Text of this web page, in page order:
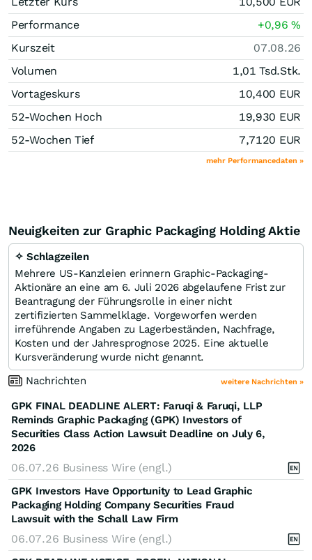
Performance
+0,96%
Kurszeit
07.08.26
Volumen
1,01 Tsd.Stk.
Vortageskurs
10,400 EUR
52-Wochen Hoch
19,930 EUR
52-Wochen Tief
7,7120 EUR
mehr Performancedaten »
Neuigkeiten zur Graphic Packaging Holding Aktie
✧ Schlagzeilen
Mehrere US-Kanzleien erinnern Graphic-Packaging-
Aktionäre an eine am 6. Juli 2026 abgelaufene Frist zur
Beantragung der Führungsrolle in einer nicht
zertifizierten Sammelklage. Vorgeworfen werden
irreführende Angaben zu Lagerbeständen, Nachfrage,
Kosten und der Jahresprognose 2025. Eine aktuelle
Kursveränderung wurde nicht genannt.
Nachrichten
weitere Nachrichten »
GPK FINAL DEADLINE ALERT: Faruqi & Faruqi, LLP
Reminds Graphic Packaging (GPK) Investors of
Securities Class Action Lawsuit Deadline on July 6,
2026
06.07.26 Business Wire (engl.)
GPK Investors Have Opportunity to Lead Graphic
Packaging Holding Company Securities Fraud
Lawsuit with the Schall Law Firm
06.07.26 Business Wire (engl.)